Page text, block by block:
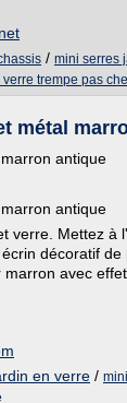
/ mini serres
verre trempe pas
métal
antique
antique
verre. Mettez à
décoratif
avec
en verre /